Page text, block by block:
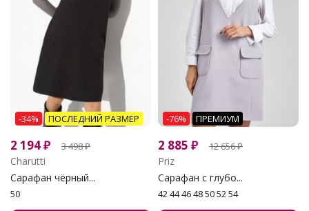
-34% ПОСЛЕДНИЙ РАЗМЕР
2 194₽ 3 498₽
Charutti
Сарафан чёрный...
50
-76% ПРЕМИУМ
2 885 ₽ 12 656₽
Priz
Сарафан с глубо...
42 44 46 48 50 52 54